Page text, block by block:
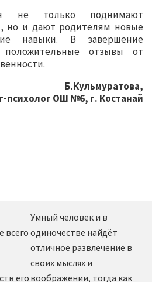
не только поднимают
но и дают родителям новые
навыки. В завершение
положительные отзывы от
Б.Кульмуратова,
психолог ОШ №6, г. Костанай
всего
его
Умный человек и в
одиночестве найдёт
отличное развлечение в
своих мыслях и
воображении, тогда как